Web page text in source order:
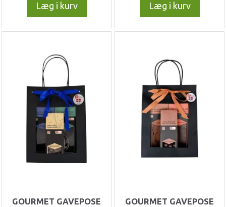
Læg i kurv Læg i kurv
GOURMET GAVEPOSE
GOURMET GAVEPOSE